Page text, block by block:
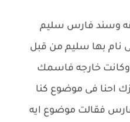
وسند فارس سليم
نام بها سليم من قبل
وكانت خارجه فاسمك
احنا فى موضوع كنا
فقالت موضوع ايه